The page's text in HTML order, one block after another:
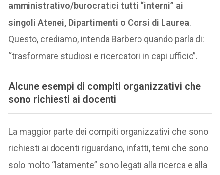
amministrativo/burocratici tutti “interni” ai
singoli Atenei, Dipartimenti o Corsi di Laurea.
Questo, crediamo, intenda Barbero quando parla di:
“trasformare studiosi e ricercatori in capi ufficio”.
Alcune esempi di compiti organizzativi che
sono richiesti ai docenti
La maggior parte dei compiti organizzativi che sono
richiesti ai docenti riguardano, infatti, temi che sono
solo molto “latamente” sono legati alla ricerca e alla